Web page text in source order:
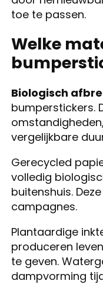
toe te passen.
Welke
Biologisch
bumperstickers.
vergelijkbare
Gerecycled
volledig
buitenshuis.
campagnes.
Plantaardige
produceren
te geven.
dampvorming